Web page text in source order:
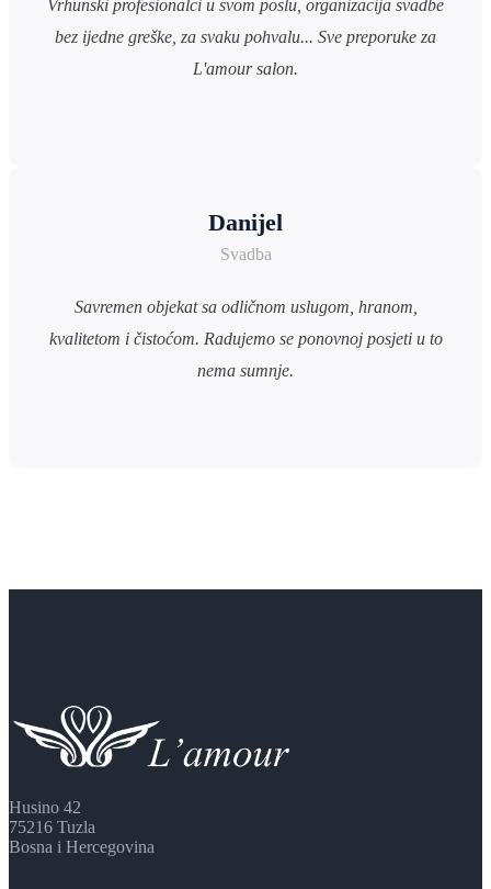
Vrhunski profesionalci u svom poslu, organizacija svadbe
bez ijedne greške, za svaku pohvalu... Sve preporuke za
L'amour salon.
Danijel
Svadba
Savremen objekat sa odličnom uslugom, hranom,
kvalitetom i čistoćom. Radujemo se ponovnoj posjeti u to
nema sumnje.
Husino 42
75216 Tuzla
Bosna i Hercegovina